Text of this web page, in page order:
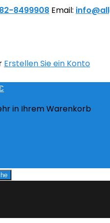
8499908 Email:
Erstellen Sie ein Konto
in Ihrem Warenkorb